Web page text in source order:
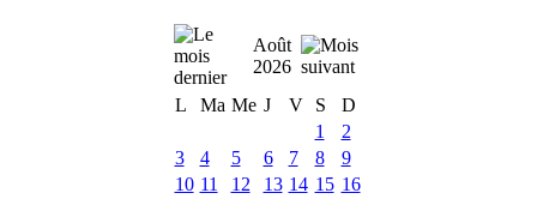
Août
2026
L
Ma Me J V S
D
1
2
3
4 5 6 7 8
9
10 11 12 13 14 15 16